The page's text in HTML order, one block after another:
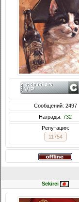
Сообщений: 2497
Награды: 732
Репутация:
11754
Sekirei